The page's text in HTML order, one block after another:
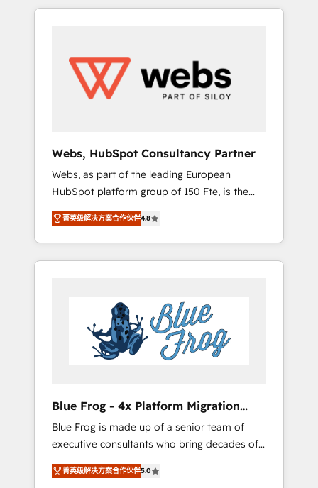
to global brands
HubSpot challenges and improve user
HubSpot for the first time 🔧 Designing and
optimising your HubSpot set-up for better
results 🌐 Website design and build using
using HubSpot Why us? - SIX HubSpot
Accreditations - awarded by HubSpot after a
rigorous process for CRM, Solutions
Architecture, Onboarding , Data Migration,
Custom Integration & Platform Enablement -
Onboarded over 500 businesses to HubSpot
-Top 1% of partners worldwide -In-house
HubSpot. www.bbdboom.com
Webs, HubSpot Consultancy Partner
Webs, as part of the leading European
HubSpot platform group of 150 Fte, is the
trusted Elite HubSpot CRM Partner offering
you a roadmap on maximizing EBITDA and
achieving Commercial Excellence. With our
targeted processes, we strengthen your
Implementation partner, we provide
expertise to drive your business forward.
Since 2015 we are fully dedicated to
HubSpot and with an experienced team
business services. We prepare a customized
business case that demonstrates the value
and impact of your digital transformation,
including a detailed financial rationale with a
focus on ROI and TCO. As a trusted extension
菁英级解决方案合作伙伴4.8
Blue Frog - 4x Platform Migration
Award Winner
Blue Frog is made up of a senior team of
executive consultants who bring decades of
relevant, real world experience to our client
engagements. "Blue Frog is a top, trusted
菁英级解决方案合作伙伴5.0